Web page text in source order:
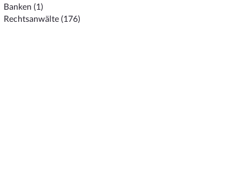
Banken (1)
Rechtsanwälte (176)